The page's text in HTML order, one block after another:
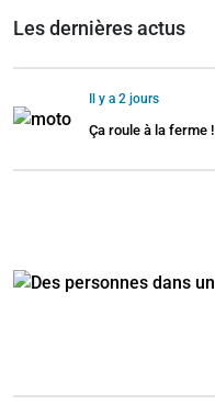
Les dernières actus
Il y a 2 jours
Ça roule à la ferme !